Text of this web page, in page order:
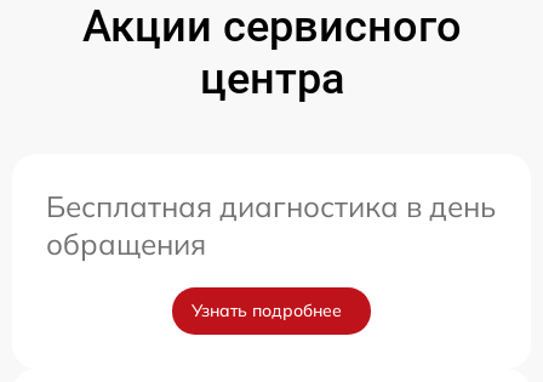
Акции сервисного
центра
Бесплатная диагностика в день
обращения
Узнать подробнее